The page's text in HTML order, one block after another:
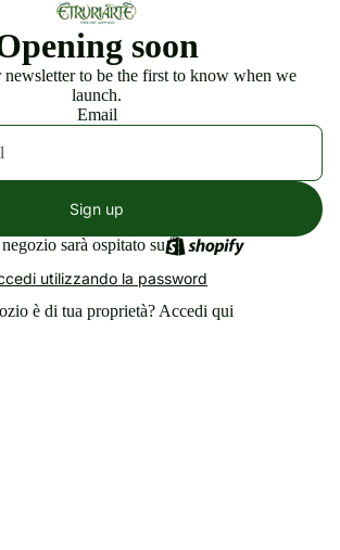
soon
to be the first to know when we
launch.
Email
Sign up
sarà ospitato su
utilizzando la password
è di tua proprietà? Accedi qui